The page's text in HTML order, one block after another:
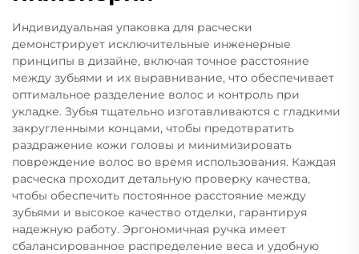
Индивидуальная упаковка для расчески
демонстрирует исключительные инженерные
принципы в дизайне, включая точное расстояние
между зубьями и их выравнивание, что обеспечивает
оптимальное разделение волос и контроль при
укладке. Зубья тщательно изготавливаются с гладкими
закругленными концами, чтобы предотвратить
раздражение кожи головы и минимизировать
повреждение волос во время использования. Каждая
расческа проходит детальную проверку качества,
чтобы обеспечить постоянное расстояние между
зубьями и высокое качество отделки, гарантируя
надежную работу. Эргономичная ручка имеет
сбалансированное распределение веса и удобную